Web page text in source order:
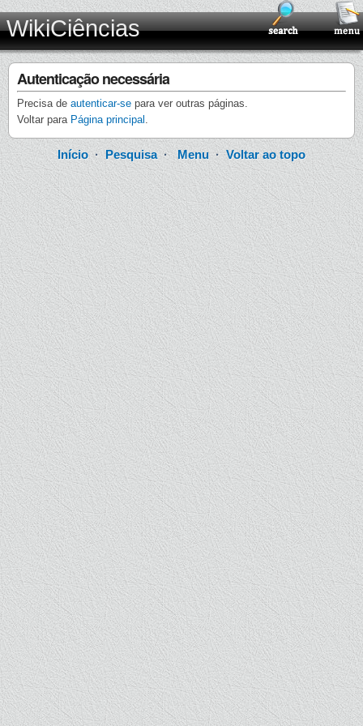
WikiCiências
Autenticação necessária
Precisa de autenticar-se para ver outras páginas.
Voltar para Página principal .
Início · Pesquisa·Menu ·Voltar ao topo